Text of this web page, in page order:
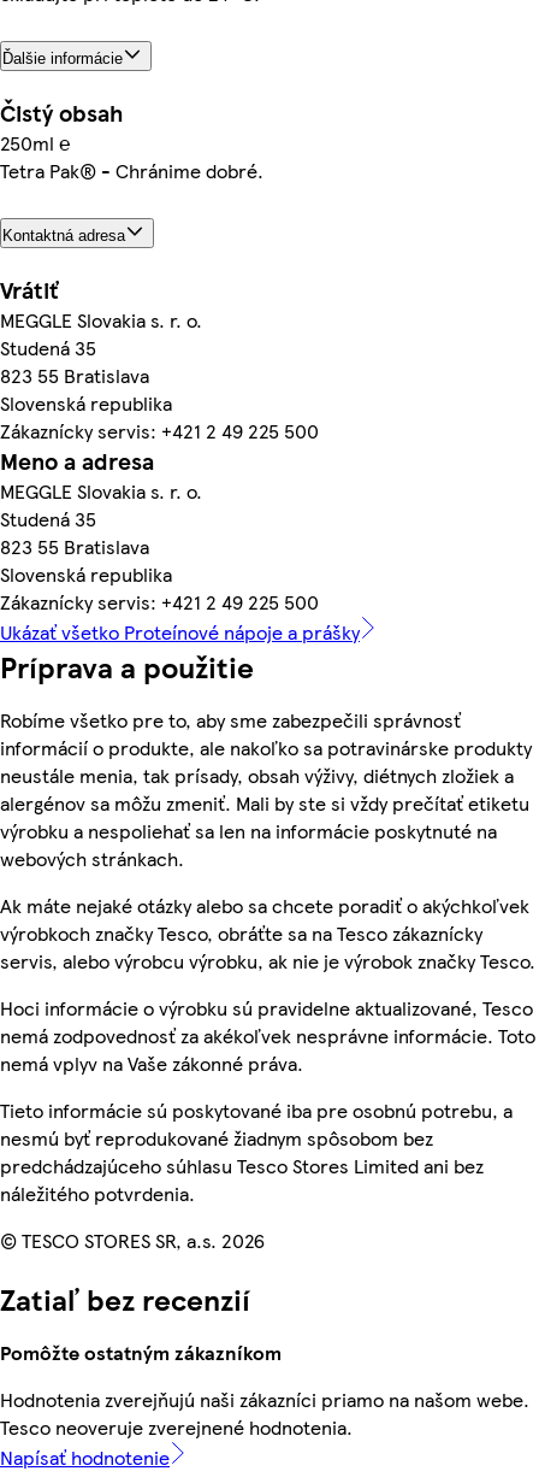
Ďalšie informácie
Čistý obsah
250ml ℮
Tetra Pak­® - Chránime dobré.
Kontaktná adresa
Vrátiť
MEGGLE Slovakia s. r. o.
Studená 35
823 55 Bratislava
Slovenská republika
Zákaznícky servis: +421 2 49 225 500
Meno a adresa
MEGGLE Slovakia s. r. o.
Studená 35
823 55 Bratislava
Slovenská republika
Zákaznícky servis: +421 2 49 225 500
Ukázať všetko Proteínové nápoje a prášky
Príprava a použitie
Robíme všetko pre to, aby sme zabezpečili správnosť
informácií o produkte, ale nakoľko sa potravinárske produkty
neustále menia, tak prísady, obsah výživy, diétnych zložiek a
alergénov sa môžu zmeniť. Mali by ste si vždy prečítať etiketu
výrobku a nespoliehať sa len na informácie poskytnuté na
webových stránkach.
Ak máte nejaké otázky alebo sa chcete poradiť o akýchkoľvek
výrobkoch značky Tesco, obráťte sa na Tesco zákaznícky
servis, alebo výrobcu výrobku, ak nie je výrobok značky Tesco.
Hoci informácie o výrobku sú pravidelne aktualizované, Tesco
nemá zodpovednosť za akékoľvek nesprávne informácie. Toto
nemá vplyv na Vaše zákonné práva.
Tieto informácie sú poskytované iba pre osobnú potrebu, a
nesmú byť reprodukované žiadnym spôsobom bez
predchádzajúceho súhlasu Tesco Stores Limited ani bez
náležitého potvrdenia.
© TESCO STORES SR, a.s. 2026
Zatiaľ bez recenzií
Pomôžte ostatným zákazníkom
Hodnotenia zverejňujú naši zákazníci priamo na našom webe.
Tesco neoveruje zverejnené hodnotenia.
Napísať hodnotenie